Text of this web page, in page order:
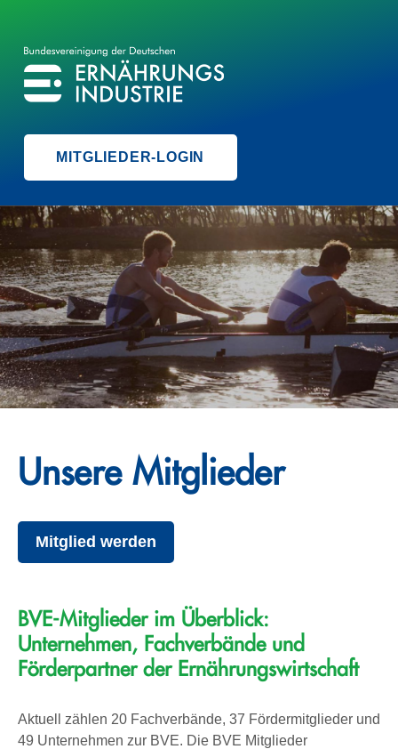
BVE
BUNDESVEREINIGUNG DER ERNÄHRUNGSINDUSTRIE
MITGLIEDER-LOGIN
Unsere Mitglieder
Mitglied werden
BVE-Mitglieder im Überblick:
Unternehmen, Fachverbände und
Förderpartner der Ernährungswirtschaft
Aktuell zählen 20 Fachverbände, 37 Fördermitglieder und
49 Unternehmen zur BVE. Die BVE Mitglieder